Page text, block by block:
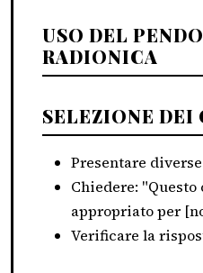
USO DEL
RADIONICA
SELEZIONE
Presentare
Chiedere:
appropriato per
Verificare la